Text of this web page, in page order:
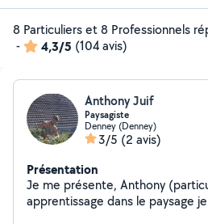
8 Particuliers et 8 Professionnels
-
4,3/5 (104 avis)
Anthony Juif
Paysagiste
Denney (Denney)
3/5 (2 avis)
Présentation
Je me présente, Anthony
apprentissage dans le paysage